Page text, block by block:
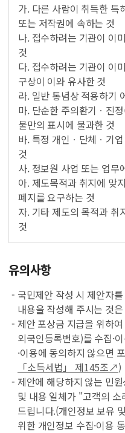
가. 다른 사람이 취득한 특
또는 저작권에 속하는 것
나. 접수하려는 기관이 이
것
다. 접수하려는 기관이 이
구상이 이와 유사한 것
라. 일반 통념상 적용하기
마. 단순한 주의환기ㆍ진
불만의 표시에 불과한 것
바. 특정 개인ㆍ단체ㆍ기
것
사. 정보원 사업 또는 업무
아. 제도목적과 취지에 맞
폐지를 요구하는 것
자. 기타 제도의 목적과 취
것
유의사항
- 국민제안 작성 시 제안자
내용을 작성해 주시는 것
- 제안 포상금 지급을 위하
외국인등록번호)를 수집·
·이용에 동의하지 않으면
「소득세법」 제145조↗)
- 제안에 해당하지 않는 민
및 내용 일체가 "고객의
드립니다.(개인정보 보유
위한 개인정보 수집·이용